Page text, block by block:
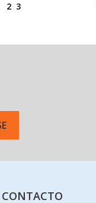
2 3
CONTACTO